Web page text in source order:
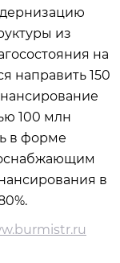
из
на
направить 150
100 млн
в форме
в